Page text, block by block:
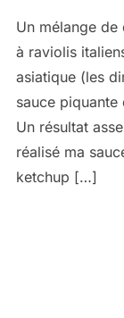
Un mélange
à raviolis
asiatique (les
sauce
Un résultat
réalisé ma
ketchup […]